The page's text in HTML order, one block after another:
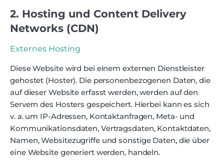
2. Hosting und Content Delivery
Networks (CDN)
Externes Hosting
Diese Website wird bei einem externen Dienstleister
gehostet (Hoster). Die personenbezogenen Daten, die
auf dieser Website erfasst werden, werden auf den
Servern des Hosters gespeichert. Hierbei kann es sich
v. a. um IP-Adressen, Kontaktanfragen, Meta- und
Kommunikationsdaten, Vertragsdaten, Kontaktdaten,
Namen, Websitezugriffe und sonstige Daten, die über
eine Website generiert werden, handeln.